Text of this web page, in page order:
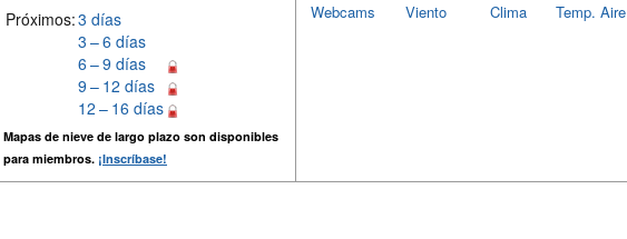
Próximos:3 días
3 – 6 días
6 – 9 días
9 – 12 días
12 – 16 días
Mapas de nieve de largo plazo son disponibles
para miembros. ¡Inscríbase!
Temp. Aire
Clima
Viento
Webcams